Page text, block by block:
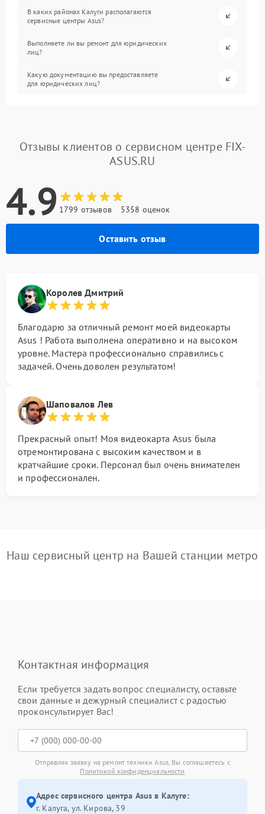
В каких районах Калуги располагаются
сервисные центры Asus?
Выполняете ли вы ремонт для юридических
лиц?
Какую документацию вы предоставляете
для юридических лиц?
Отзывы клиентов о сервисном центре FIX-
ASUS.RU
4.9 1799 отзывов 5358 оценок
Оставить отзыв
Королев Дмитрий
Благодарю за отличный ремонт моей видеокарты
Asus ! Работа выполнена оперативно и на высоком
уровне. Мастера профессионально справились с
задачей. Очень доволен результатом!
Шаповалов Лев
Прекрасный опыт! Моя видеокарта Asus была
отремонтирована с высоким качеством и в
кратчайшие сроки. Персонал был очень внимателен
и профессионален.
Наш сервисный центр на Вашей станции метро
Контактная информация
Если требуется задать вопрос специалисту, оставьте
свои данные и дежурный специалист с радостью
проконсультирует Вас!
Отправляя заявку на ремонт техники Asus, Вы соглашаетесь с
Политикой конфиденциальности
Адрес сервисного центра Asus в Калуге:
г. Калуга, ул. Кирова, 39